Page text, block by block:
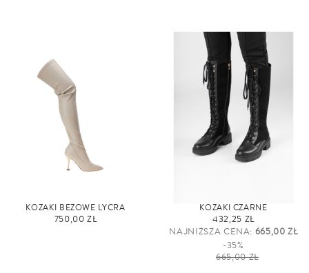
KOZAKI BEŻOWE LYCRA
750,00 ZŁ
KOZAKI CZARNE
432,25 ZŁ
NAJNIŻSZA CENA: 665,00 ZŁ
-35%
665,00 ZŁ